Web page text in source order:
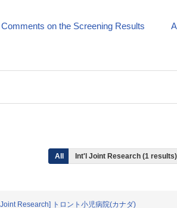
Comments on the Screening Results
All Int'l Joint Research (1 results)
Joint Research] トロント小児病院(カナダ)